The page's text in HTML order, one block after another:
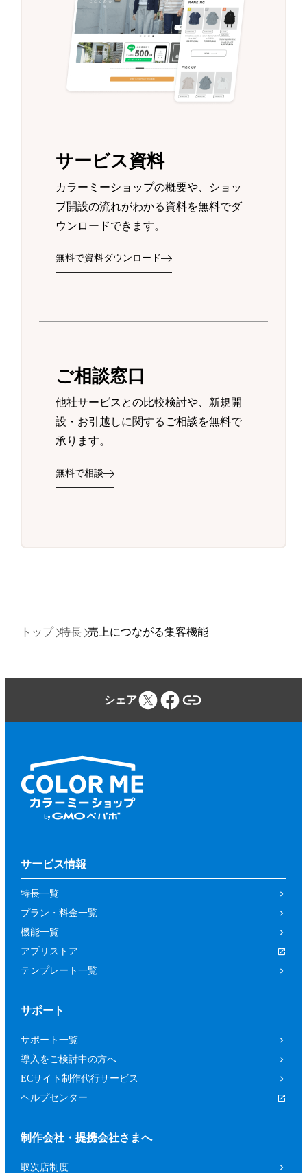
サービス資料
カラーミーショップの概要や、ショッ
プ開設の流れがわかる資料を無料でダ
ウンロードできます。
無料で資料ダウンロード
ご相談窓口
他社サービスとの比較検討や、新規開
設・お引越しに関するご相談を無料で
承ります。
無料で相談
トップ 特長 売上につながる集客機能
シェア
サービス情報
特長一覧
プラン・料金一覧
機能一覧
アプリストア
テンプレート一覧
サポート
サポート一覧
導入をご検討中の方へ
ECサイト制作代行サービス
ヘルプセンター
制作会社・提携会社さまへ
取次店制度